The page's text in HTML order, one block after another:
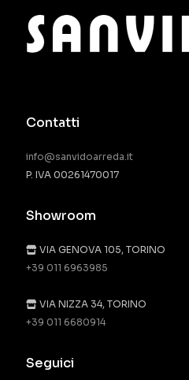
Contatti
info@sanvidoarreda.it
P. IVA 00261470017
Showroom
VIA GENOVA 105, TORINO
+39 011 6963985
VIA NIZZA 34, TORINO
+39 011 6680914
Seguici